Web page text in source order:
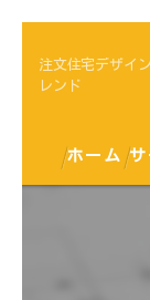
注文住宅デザイ
レンド
ホーム